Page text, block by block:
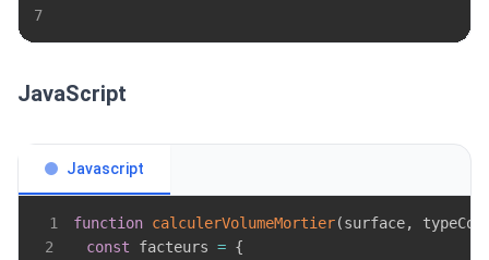
7
JavaScript
Javascript
1 function calculerVolumeMortier(surface,
2
const facteurs = {